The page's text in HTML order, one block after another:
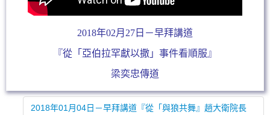
2018年02月27日－早拜講道
『從「亞伯拉罕獻以撒」事件看順服』
梁奕忠傳道
2018年01月04日－早拜講道『從「與狼共舞』趙大衛院長